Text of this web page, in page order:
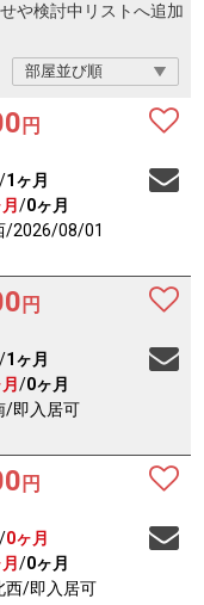
や検討中リストへ追加
円
/1ヶ月
/0ヶ月
/2026/08/01
円
/1ヶ月
/0ヶ月
/即入居可
円
/0ヶ月
/0ヶ月
西/即入居可